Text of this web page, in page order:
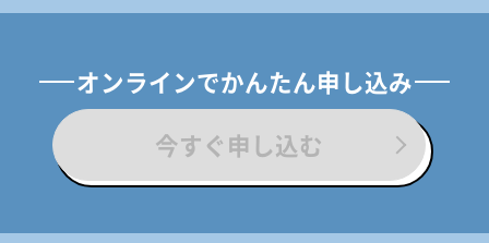
オンラインでかんたん申し込み
今すぐ申し込む